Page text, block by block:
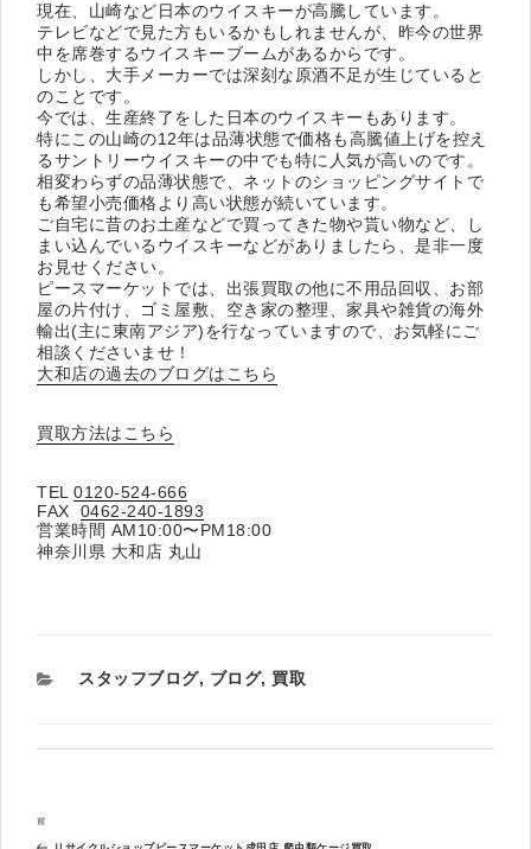
現在、山崎など日本のウイスキーが高騰しています。
テレビなどで見た方もいるかもしれませんが、昨今の世界
中を席巻するウイスキーブームがあるからです。
しかし、大手メーカーでは深刻な原酒不足が生じていると
のことです。
今では、生産終了をした日本のウイスキーもあります。
特にこの山崎の12年は品薄状態で価格も高騰値上げを控え
るサントリーウイスキーの中でも特に人気が高いのです。
相変わらずの品薄状態で、ネットのショッピングサイトで
も希望小売価格より高い状態が続いています。
ご自宅に昔のお土産などで買ってきた物や貰い物など、し
まい込んでいるウイスキーなどがありましたら、是非一度
お見せください。
ピースマーケットでは、出張買取の他に不用品回収、お部
屋の片付け、ゴミ屋敷、空き家の整理、家具や雑貨の海外
輸出(主に東南アジア)を行なっていますので、お気軽にご
相談くださいませ！
大和店の過去のブログはこちら
買取方法はこちら
TEL 0120-524-666
FAX
0462-240-1893
営業時間 AM10:00〜PM18:00
神奈川県 大和店 丸山
カ
スタッフブログ, ブログ, 買取
稿
過
前